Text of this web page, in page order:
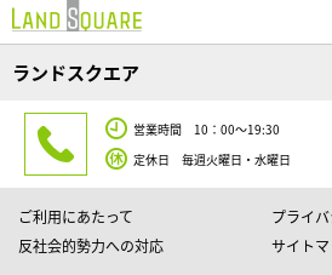
ランドスクエア
営業時間 10：00～19:30
定休日 毎週火曜日・水曜日
ご利用にあたって
プライ
反社会的勢力への対応
サイト